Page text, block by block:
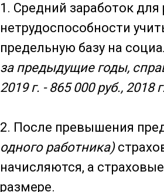
1. Средний заработок
нетрудоспособности
предельную базу на
за предыдущие годы,
2019 г. - 865 000 руб., 2018
2. После превышения
одного работника)
начисляются, а
размере.